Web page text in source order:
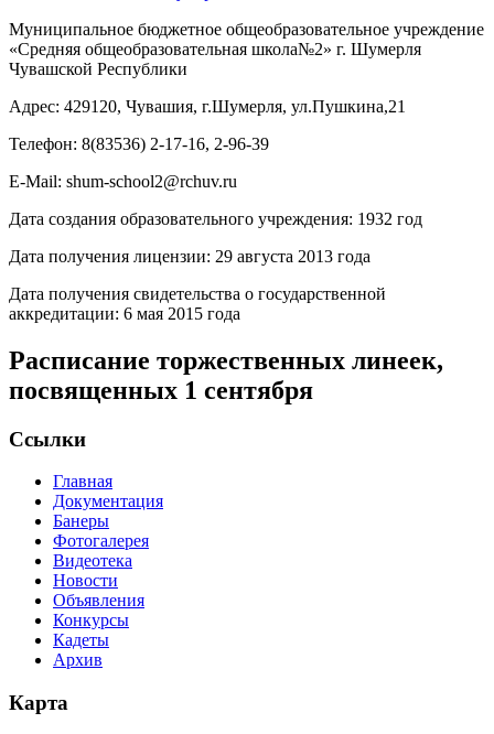
Муниципальное бюджетное общеобразовательное учреждение
«Средняя общеобразовательная школа№2» г. Шумерля
Чувашской Республики
Адрес: 429120, Чувашия, г.Шумерля, ул.Пушкина,21
Телефон: 8(83536) 2-17-16, 2-96-39
E-Mail: shum-school2@rchuv.ru
Дата создания образовательного учреждения: 1932 год
Дата получения лицензии: 29 августа 2013 года
Дата получения свидетельства о государственной
аккредитации: 6 мая 2015 года
Расписание торжественных линеек,
посвященных 1 сентября
Ссылки
Главная
Документация
Банеры
Фотогалерея
Видеотека
Новости
Объявления
Конкурсы
Кадеты
Архив
Карта